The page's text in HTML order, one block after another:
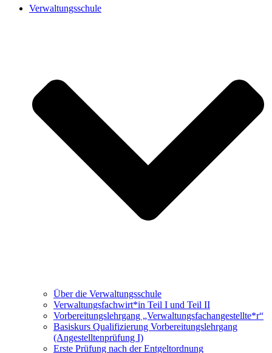
Verwaltungsschule
Über die Verwaltungsschule
Verwaltungs­fachwirt*in Teil I und Teil II
Vorbereitungs­lehrgang „Verwaltungsfach­angestellte*r“
Basiskurs Qualifizierung Vorbereitungs­lehrgang
(Angestellten­prüfung I)
Erste Prüfung nach der Entgeltordnung